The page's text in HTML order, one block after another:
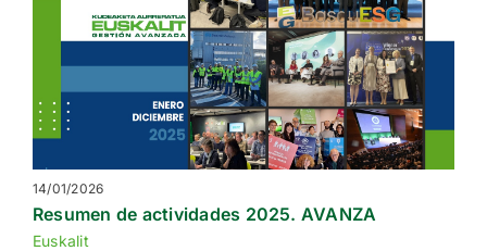
14/01/2026
Resumen de actividades 2025. AVANZA
Euskalit